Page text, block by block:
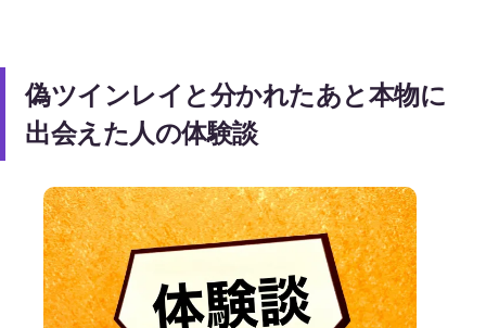
偽ツインレイと分かれたあと本物に
出会えた人の体験談